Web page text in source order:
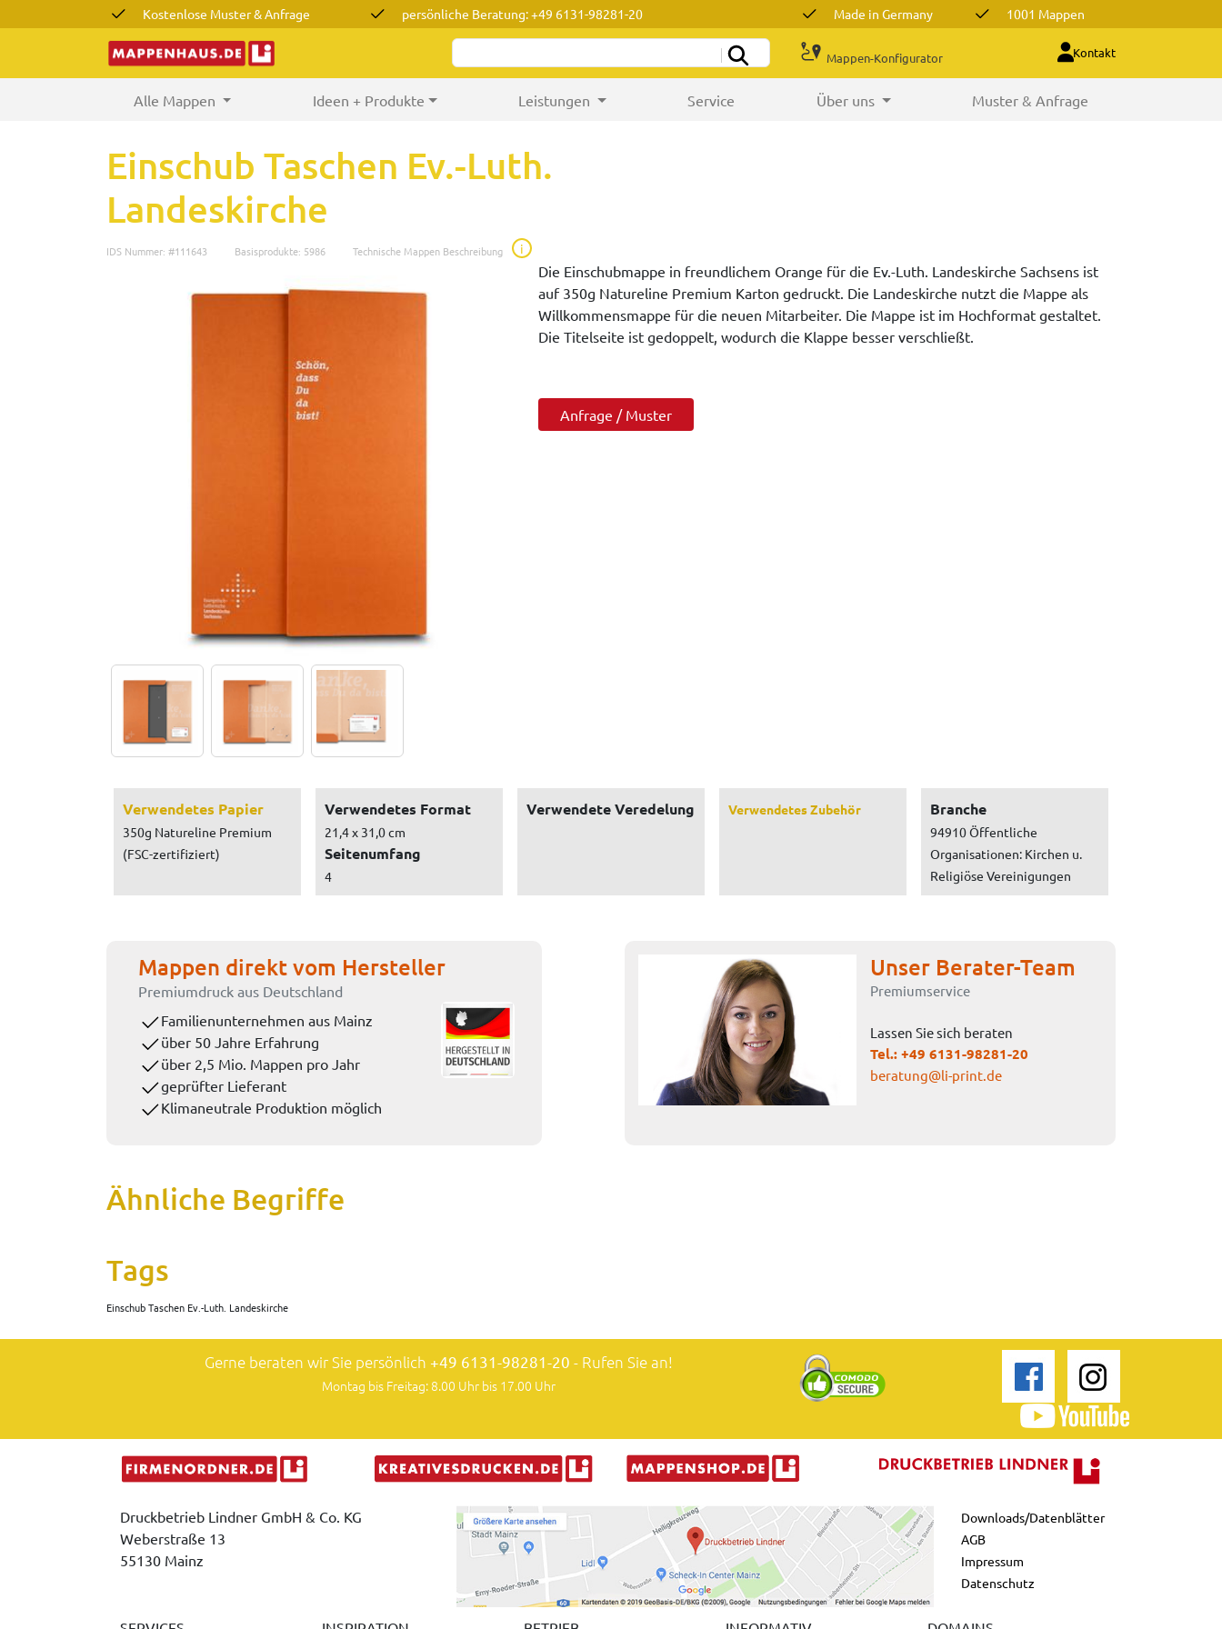
Kostenlose Muster & Anfrage persönliche Beratung: +49 6131-98281-20 Made in Germany 1001 Mappen
Mappen-Konfigurator Kontakt
Alle Mappen (current) Ideen + Produkte Leistungen Service Über uns Muster & Anfrage
Einschub Taschen Ev.-Luth.
Landeskirche
IDS Nummer: #111643 Basisprodukte: 5986 Technische Mappen Beschreibung i
Die Einschubmappe in freundlichem Orange für die Ev.-Luth. Landeskirche Sachsens ist
auf 350g Natureline Premium Karton gedruckt. Die Landeskirche nutzt die Mappe als
Willkommensmappe für die neuen Mitarbeiter. Die Mappe ist im Hochformat gestaltet.
Die Titelseite ist gedoppelt, wodurch die Klappe besser verschließt.
Anfrage / Muster
Verwendetes Papier
350g Natureline Premium
(FSC-zertifiziert)
Verwendetes Format
21,4 x 31,0 cm
Seitenumfang
4
Verwendete Veredelung Verwendetes Zubehör Branche
94910 Öffentliche
Organisationen: Kirchen u.
Religiöse Vereinigungen
Mappen direkt vom Hersteller
Premiumdruck aus Deutschland
Familienunternehmen aus Mainz
über 50 Jahre Erfahrung
über 2,5 Mio. Mappen pro Jahr
geprüfter Lieferant
Klimaneutrale Produktion möglich
Unser Berater-Team
Premiumservice
Lassen Sie sich beraten
Tel.: +49 6131-98281-20
beratung@li-print.de
Ähnliche Begriffe
Tags
Einschub Taschen Ev.-Luth. Landeskirche
Gerne beraten wir Sie persönlich +49 6131-98281-20 - Rufen Sie an!
Montag bis Freitag: 8.00 Uhr bis 17.00 Uhr
Druckbetrieb Lindner GmbH & Co. KG
Weberstraße 13
55130 Mainz
Downloads/Datenblätter
AGB
Impressum
Datenschutz